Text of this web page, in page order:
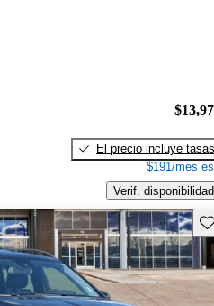
El precio incluye tasas
$191/mes
Verif. disponibilidad